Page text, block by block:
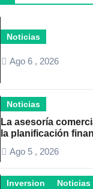
Noticias
Ago 6 , 2026
Noticias
La asesoría
la planificación
empresarial
Ago 5 , 2026
Inversion Noticias